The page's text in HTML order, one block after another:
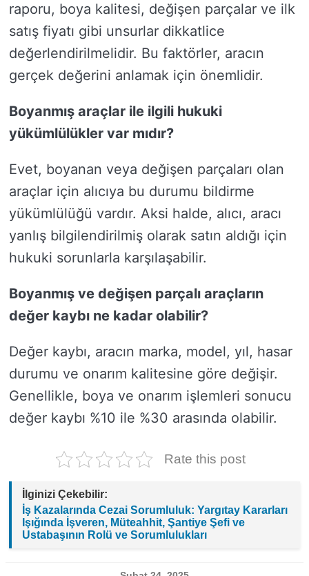
raporu, boya kalitesi, değişen parçalar ve ilk
satış fiyatı gibi unsurlar dikkatlice
değerlendirilmelidir. Bu faktörler, aracın
gerçek değerini anlamak için önemlidir.
Boyanmış araçlar ile ilgili hukuki
yükümlülükler var mıdır?
Evet, boyanan veya değişen parçaları olan
araçlar için alıcıya bu durumu bildirme
yükümlülüğü vardır. Aksi halde, alıcı, aracı
yanlış bilgilendirilmiş olarak satın aldığı için
hukuki sorunlarla karşılaşabilir.
Boyanmış ve değişen parçalı araçların
değer kaybı ne kadar olabilir?
Değer kaybı, aracın marka, model, yıl, hasar
durumu ve onarım kalitesine göre değişir.
Genellikle, boya ve onarım işlemleri sonucu
değer kaybı %10 ile %30 arasında olabilir.
Rate this post
İlginizi Çekebilir:
İş Kazalarında Cezai Sorumluluk: Yargıtay Kararları
Işığında İşveren, Müteahhit, Şantiye Şefi ve
Ustabaşının Rolü ve Sorumlulukları